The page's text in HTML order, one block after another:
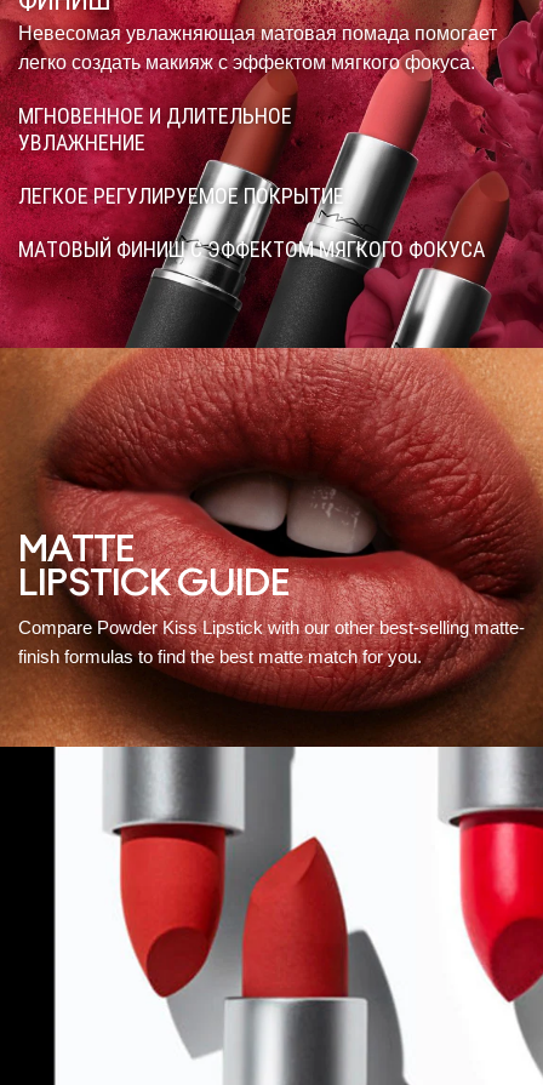
Невесомая увлажняющая матовая помада помогает
легко создать макияж с эффектом мягкого фокуса.
МГНОВЕННОЕ И ДЛИТЕЛЬНОЕ
УВЛАЖНЕНИЕ
ЛЕГКОЕ РЕГУЛИРУЕМОЕ ПОКРЫТИЕ
МАТОВЫЙ ФИНИШ С ЭФФЕКТОМ МЯГКОГО ФОКУСА
MATTE
LIPSTICK GUIDE
Compare Powder Kiss Lipstick with our other best-selling matte-
finish formulas to find the best matte match for you.